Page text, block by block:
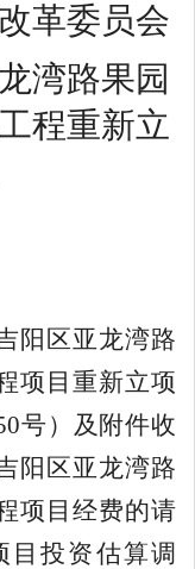
改革委员会
湾路果园
程重新立
阳区亚龙湾路
项目重新立项
号）及附件收
阳区亚龙湾路
项目经费的请
目投资估算调